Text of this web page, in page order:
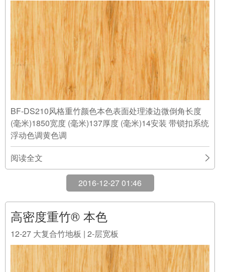
BF-DS210风格重竹颜色本色表面处理漆边微倒角长度
(毫米)1850宽度 (毫米)137厚度 (毫米)14安装 带锁扣系统
浮动色调黄色调
阅读全文
2016-12-27 01:46
高密度重竹® 本色
12-27 大复合竹地板 | 2-层宽板